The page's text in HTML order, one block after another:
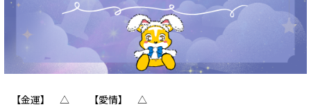
【金運】 △ 【愛情】 △